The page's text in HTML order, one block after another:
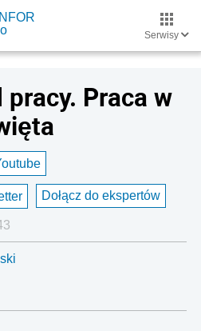
Serwisy
Praca w
Dołącz do ekspertów